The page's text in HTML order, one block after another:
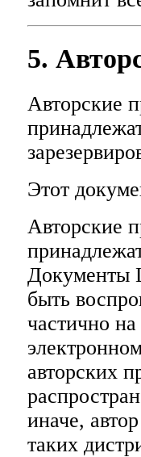
5.
Авторские
Этот
Авторские
Документы
быть
частично
авторских
иначе,
таких